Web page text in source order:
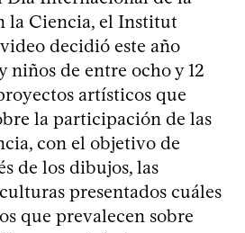
la Ciencia, el Institut
decidió este año
niños de entre ocho y 12
artísticos que
la participación de las
con el objetivo de
de los dibujos, las
presentados cuáles
que prevalecen sobre